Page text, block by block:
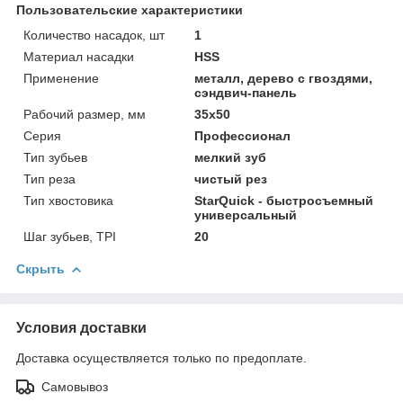
Пользовательские характеристики
Количество насадок, шт
1
Материал насадки
HSS
Применение
металл, дерево с гвоздями,
сэндвич-панель
Рабочий размер, мм
35x50
Серия
Профессионал
Тип зубьев
мелкий зуб
Тип реза
чистый рез
Тип хвостовика
StarQuick - быстросъемный
универсальный
Шаг зубьев, TPI
20
Скрыть
Условия доставки
Доставка осуществляется только по предоплате.
Самовывоз